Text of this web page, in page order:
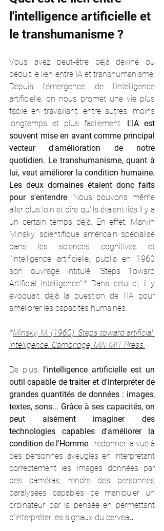
l'intelligence artificielle et
le transhumanisme ?
Vous avez peut-être déjà deviné ou
déduit le lien entre IA et transhumanisme.
Depuis l'émergence de l'intelligence
artificielle, on nous promet une vie plus
facile en travaillant, entre autres, moins
longtemps et plus facilement.
L'IA est
souvent mise en avant comme principal
vecteur d'amélioration de notre
quotidien. Le transhumanisme, quant à
lui, veut améliorer la condition humaine.
Les deux domaines étaient donc faits
pour s'entendre. Nous pouvons même
aller plus loin et dire qu'ils étaient liés il y a
un certain temps déjà. En effet, Marvin
Minsky, scientifique américain spécialisé
dans les sciences cognitives et
l'intelligence artificielle, publia en 1960
son ouvrage intitulé "Steps Toward
Artificial Intelligence".* Dans celui-ci, il y
évoquait déjà la question de l'IA pour
améliorer les capacités humaines.
*Minsky, M. (1960). Steps toward artificial
intelligence. Cambridge, MA: MIT Press.
De plus,
l'intelligence artificielle est un
outil capable de traiter et d'interpréter de
grandes quantités de données : images,
textes, sons... Grâce à ses capacités, on
peut aisément imaginer des
technologies capables d'améliorer la
condition de l'Homme : redonner la vue à
des personnes aveugles en interprétant
correctement les images données par
des caméras, rendre des personnes
paralysées capables de manipuler un
ordinateur par la pensée en permettant
d'interpréter les signaux du cerveau...